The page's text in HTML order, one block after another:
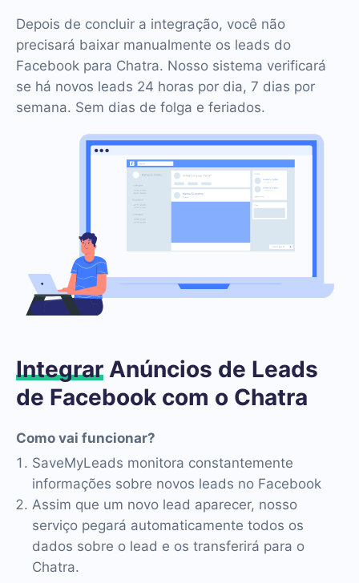
Depois de concluir a integração, você não
precisará baixar manualmente os leads do
Facebook para Chatra. Nosso sistema verificará
se há novos leads 24 horas por dia, 7 dias por
semana. Sem dias de folga e feriados.
Integrar Anúncios de Leads
de Facebook com o Chatra
Como vai funcionar?
SaveMyLeads monitora constantemente
informações sobre novos leads no Facebook
Assim que um novo lead aparecer, nosso
serviço pegará automaticamente todos os
dados sobre o lead e os transferirá para o
Chatra.